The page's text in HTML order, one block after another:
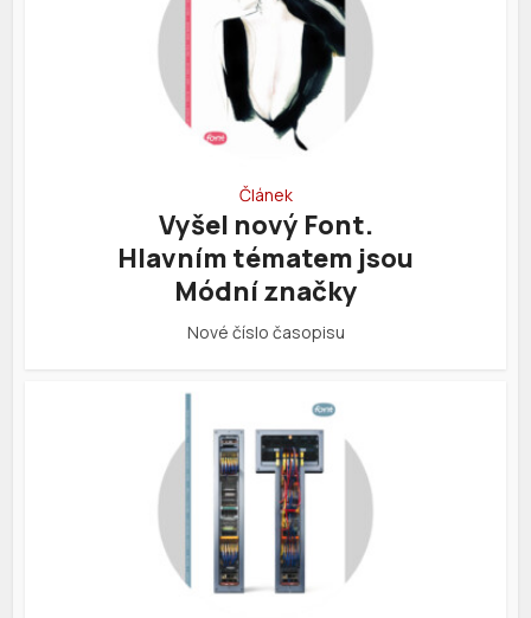
Článek
Vyšel nový Font.
Hlavním tématem jsou
Módní značky
Nové číslo časopisu